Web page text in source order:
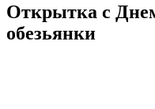
Открытка с
обезьянки